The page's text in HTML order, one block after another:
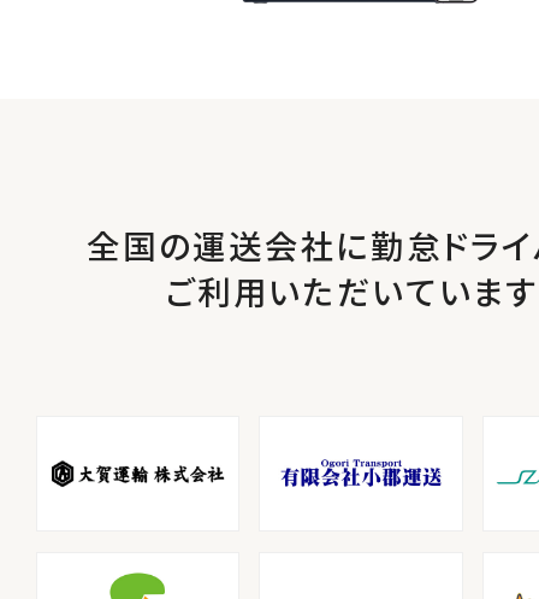
全国の運送会社に勤怠ドラ
ご利用いただいています